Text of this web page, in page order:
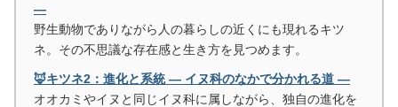
―
野生動物でありながら人の暮らしの近くにも現れるキツ
ネ。その不思議な存在感と生き方を見つめます。
🦊キツネ2：進化と系統 ― イヌ科のなかで分かれる道 ―
オオカミやイヌと同じイヌ科に属しながら、独自の進化を